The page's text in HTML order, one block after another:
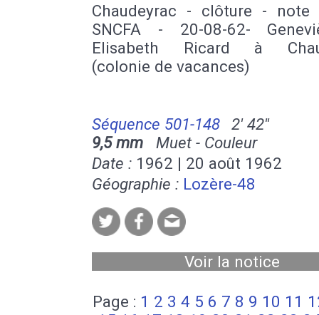
Chaudeyrac - clôture - note
SNCFA - 20-08-62-
Elisabeth Ricard à
(colonie de vacances)
Séquence 501-148
2' 42''
9,5 mm Muet - Couleur
Date : 1962 | 20 août 1962
Géographie : Lozère-48
Voir la notice
Page : 1 2 3 4 5 6 7 8 9 10 11